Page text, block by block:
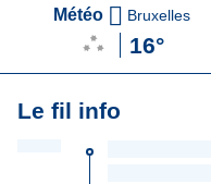
Météo Bruxelles
16°
Le fil info